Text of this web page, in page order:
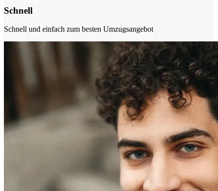
Schnell
Schnell und einfach zum besten Umzugsangebot